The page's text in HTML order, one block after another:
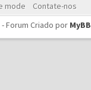
mode
Contate-nos
- Forum Criado por MyBB